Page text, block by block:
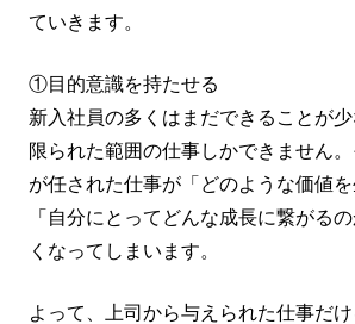
ていきます。
①目的意識を持たせる
新入社員の多くはまだできることが
限られた範囲の仕事しかできません
が任された仕事が「どのような価値を
「自分にとってどんな成長に繋がる
くなってしまいます。
よって、上司から与えられた仕事だ